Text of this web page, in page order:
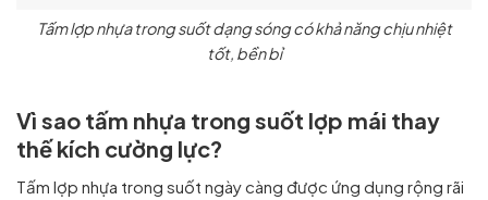
Tấm lợp nhựa trong suốt dạng sóng có khả năng chịu nhiệt
tốt, bền bỉ
Vì sao tấm nhựa trong suốt lợp mái thay
thế kích cường lực?
Tấm lợp nhựa trong suốt ngày càng được ứng dụng rộng rãi